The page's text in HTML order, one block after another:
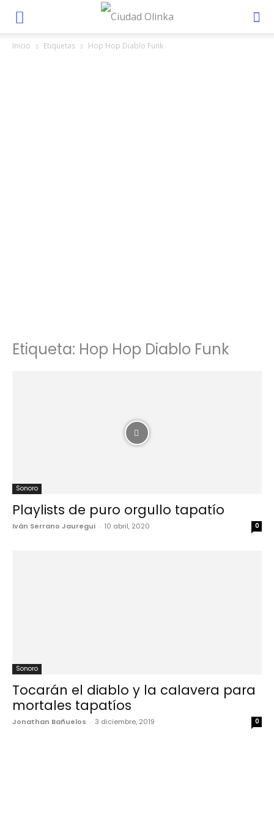
Inicio Etiquetas Hop Hop Diablo Funk
Etiqueta: Hop Hop Diablo Funk
Sonoro
Playlists de puro orgullo tapatío
Iván Serrano Jauregui - 10 abril, 2020 0
Sonoro
Tocarán el diablo y la calavera para
mortales tapatíos
Jonathan Bañuelos - 3 diciembre, 2019 0